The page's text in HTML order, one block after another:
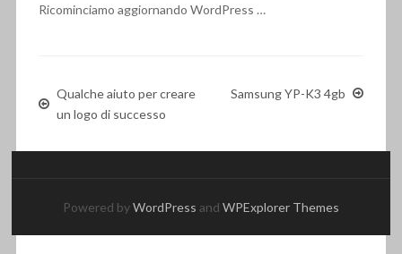
Ricominciamo aggiornando WordPress …
Qualche aiuto per creare
un logo di successo
Samsung YP-K3 4gb
Powered byWordPress and WPExplorer Themes